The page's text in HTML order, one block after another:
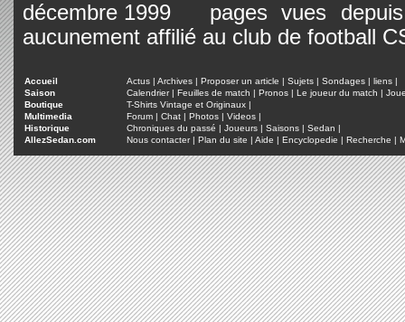
pages vues
aucunement affilié au club de football
Accueil Actus | Archives | Proposer un article | Sujets | Sondages | liens |
Saison
Calendrier| Feuilles de match | Pronos | Le joueur du match |
Boutique
T-Shirts Vintage et Originaux |
Multimedia
Forum | Chat | Photos | Videos |
Historique
Chroniques du passé | Joueurs | Saisons | Sedan |
AllezSedan.com
Nous contacter| Plan du site | Aide | Encyclopedie | Recherche |